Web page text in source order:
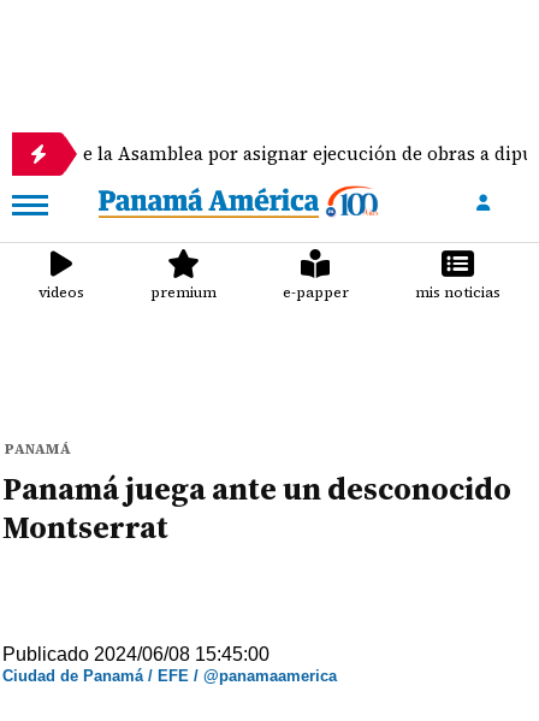
Asamblea por asignar ejecución de obras a diputados
videos premium e-papper mis noticias
PANAMÁ
Panamá juega ante un desconocido
Montserrat
Publicado 2024/06/08 15:45:00
Ciudad de Panamá / EFE / @panamaamerica